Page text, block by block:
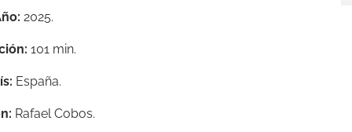
2025.
101 min.
España.
Rafael Cobos.